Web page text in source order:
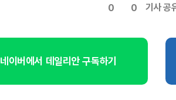
0 0 기사 공
네이버에서 데일리안 구독하기